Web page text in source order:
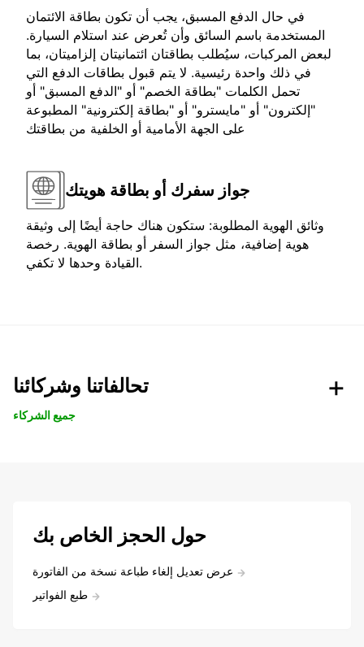
في حال الدفع المسبق، يجب أن تكون بطاقة الائتمان
المستخدمة باسم السائق وأن تُعرض عند استلام السيارة.
لبعض المركبات، سيُطلب بطاقتان ائتمانيتان إلزاميتان، بما
في ذلك واحدة رئيسية. لا يتم قبول بطاقات الدفع التي
تحمل الكلمات "بطاقة الخصم" أو "الدفع المسبق" أو
"إلكترون" أو "مايسترو" أو "بطاقة إلكترونية" المطبوعة
على الجهة الأمامية أو الخلفية من بطاقتك
جواز سفرك أو بطاقة هويتك
وثائق الهوية المطلوبة: ستكون هناك حاجة أيضًا إلى وثيقة
هوية إضافية، مثل جواز السفر أو بطاقة الهوية. رخصة
القيادة وحدها لا تكفي.
تحالفاتنا وشركائنا
جميع الشركاء
حول الحجز الخاص بك
عرض تعديل إلغاء طباعة نسخة من الفاتورة
طبع الفواتير